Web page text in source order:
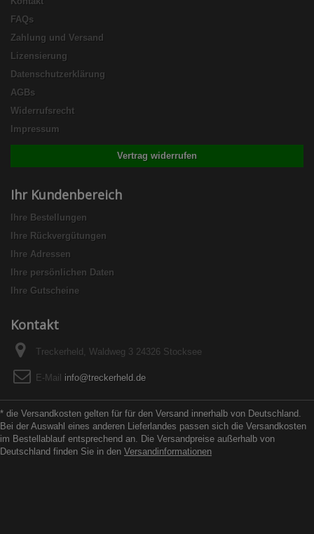
FAQs
Zahlung und Versand
Lizensierung
Datenschutzerklärung
AGBs
Widerrufsrecht
Impressum
Vertrag widerrufen
Ihr Kundenbereich
Ihre Bestellungen
Ihre Rückvergütungen
Ihre Adressen
Ihre persönlichen Daten
Ihre Gutscheine
Kontakt
Treckerheld, Waldweg 3 24326 Stocksee
E-Mail info@treckerheld.de
* die Versandkosten gelten für für den Versand innerhalb von Deutschland.
Bei der Auswahl eines anderen Lieferlandes passen sich die Versandkosten
im Bestellablauf entsprechend an. Die Versandpreise außerhalb von
Deutschland finden Sie in den Versandinformationen